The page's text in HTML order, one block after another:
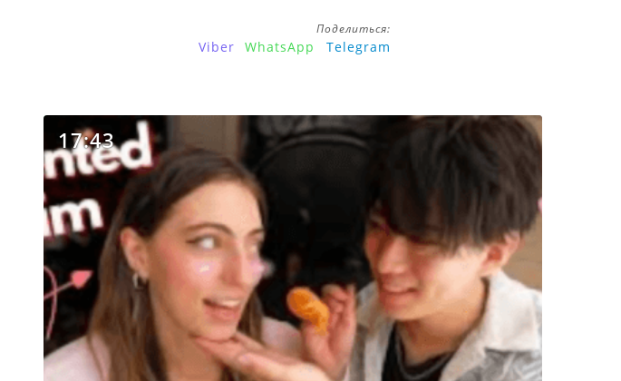
Поделиться:
Viber WhatsApp Telegram
17:43